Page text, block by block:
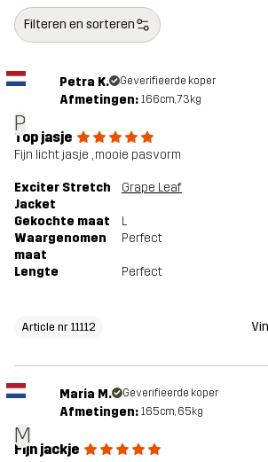
Filteren en sorteren
P
Petra K. Geverifieerde koper
Afmetingen: 166cm, 73kg
Top jasje
Fijn licht jasje , mooie pasvorm
Exciter Stretch
Jacket
Grape Leaf
Gekochte maat
L
Waargenomen
maat
Perfect
Lengte Perfect
Article nr 11112
M
Maria M. Geverifieerde koper
Afmetingen: 165cm, 65kg
Fijn jackje